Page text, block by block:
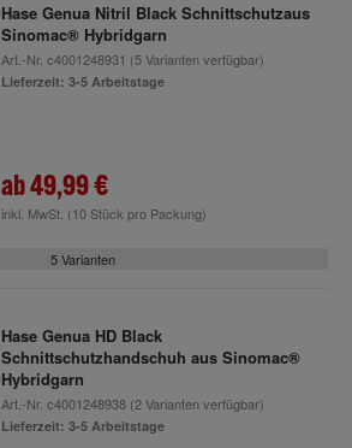
Hase Genua Nitril Black Schnittschutzaus
Sinomac® Hybridgarn
Art.-Nr. c4001248931 (5 Varianten verfügbar)
Lieferzeit: 3-5 Arbeitstage
ab49,99 €
inkl. MwSt. (10 Stück pro Packung)
5 Varianten
Hase Genua HD Black
Schnittschutzhandschuh aus Sinomac®
Hybridgarn
Art.-Nr. c4001248938(2 Varianten verfügbar)
Lieferzeit: 3-5 Arbeitstage